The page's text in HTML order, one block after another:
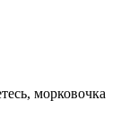
морковочка